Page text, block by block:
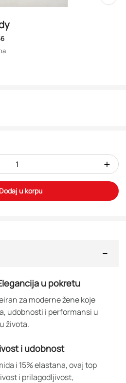
+
Dodaj u korpu
u pokretu
za moderne žene koje
udobnosti i performansi u
života.
i udobnost
i 15% elastana, ovaj top
i prilagodljivost,